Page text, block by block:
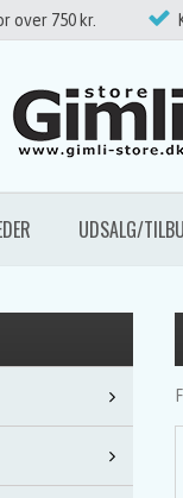
over 750 kr.
UDSALG/